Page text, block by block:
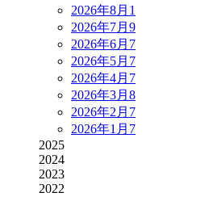
2026年8月 1
2026年7月 9
2026年6月 7
2026年5月 7
2026年4月 7
2026年3月 8
2026年2月 7
2026年1月 7
2025
2024
2023
2022